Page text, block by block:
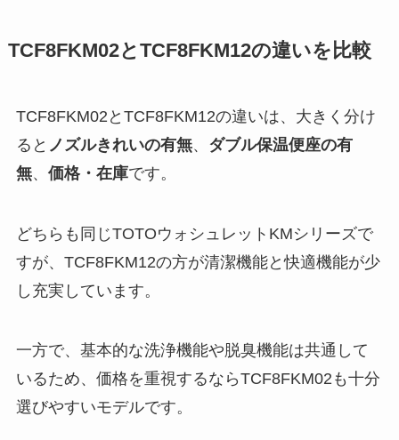
TCF8FKM02とTCF8FKM12の違いを比較
TCF8FKM02とTCF8FKM12の違いは、大きく分け
ると ノズルきれいの有無、 ダブル保温便座の有
無、 価格・在庫です。
どちらも同じTOTOウォシュレットKMシリーズで
すが、TCF8FKM12の方が清潔機能と快適機能が少
し充実しています。
一方で、基本的な洗浄機能や脱臭機能は共通して
いるため、価格を重視するならTCF8FKM02も十分
選びやすいモデルです。